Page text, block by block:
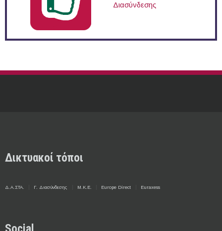
Διασύνδεσης
Δικτυακοί τόποι
Δ.Α.ΣΤΑ. Γ. Διασύνδεσης Μ.Κ.Ε. Europe Direct Euraxess